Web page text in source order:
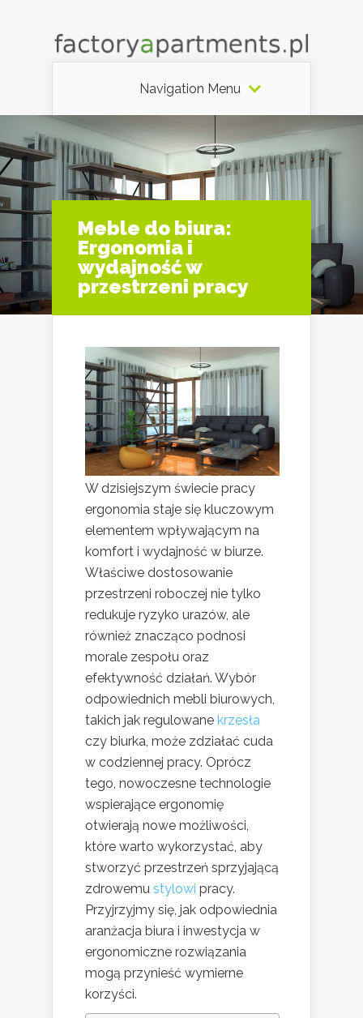
Navigation Menu
Meble do biura:
Ergonomia i
wydajność w
przestrzeni pracy
W dzisiejszym świecie pracy
ergonomia staje się kluczowym
elementem wpływającym na
komfort i wydajność w biurze.
Właściwe dostosowanie
przestrzeni roboczej nie tylko
redukuje ryzyko urazów, ale
również znacząco podnosi
morale zespołu oraz
efektywność działań. Wybór
odpowiednich mebli biurowych,
takich jak regulowane krzesła
czy biurka, może zdziałać cuda
w codziennej pracy. Oprócz
tego, nowoczesne technologie
wspierające ergonomię
otwierają nowe możliwości,
które warto wykorzystać, aby
stworzyć przestrzeń sprzyjającą
zdrowemu stylowi pracy.
Przyjrzyjmy się, jak odpowiednia
aranżacja biura i inwestycja w
ergonomiczne rozwiązania
mogą przynieść wymierne
korzyści.